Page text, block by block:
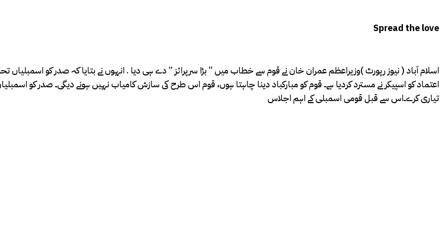
Spread the love
اسلام آباد ( نیوز رپورٹ )وزیراعظم عمران خان نے قوم سے خطاب میں ” بڑا سرپرائز ” دے ہی دیا . انہوں نے بتایا کہ صدر کو اسمبلیاں
اعتماد کو اسپیکر نے مسترد کردیا ہے۔ قوم کو مبارکباد دینا چاہتا ہوں، قوم اس طرح کی سازش کامیاب نہیں ہونے دیگی۔ صدر کو
تیاری کرے۔اس سے قبل قومی اسمبلی کے اہم اجلاس